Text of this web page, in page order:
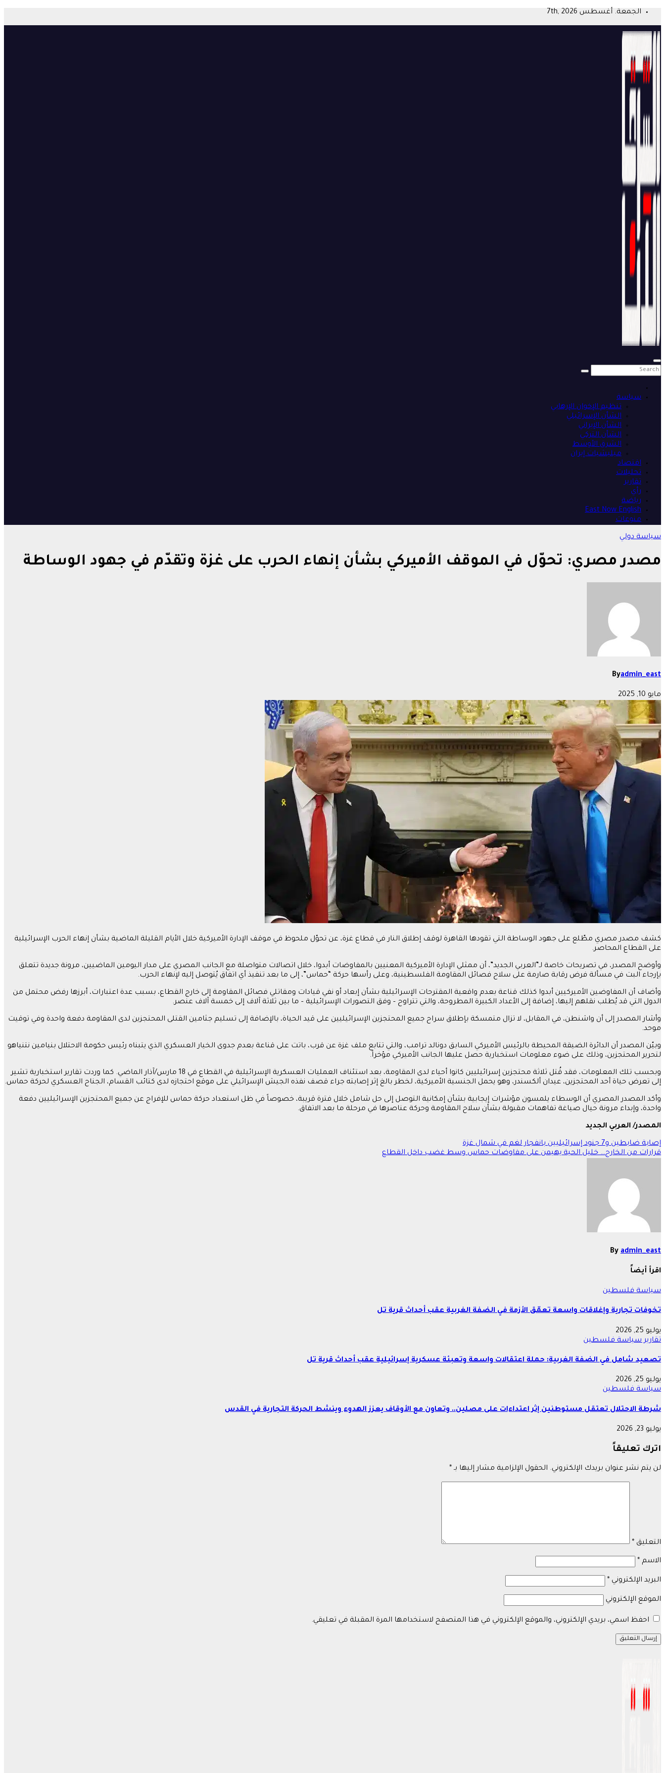
content
الجمعة. أغسطس 7th, 2026
سياسة
تنظيم الإخوان الإرهابي
الشأن الإسرائيلي
الشأن الإيراني
الشأن التركي
الشرق الأوسط
ميليشيات إيران
اقتصاد
تحليلات
تقارير
رأي
رياضة
East Now English
منوعات
سياسةدولي
مصدر مصري: تحوّل في الموقف الأميركي بشأن إنهاء الحرب على غزة وتقدّم في جهود الوساطة
Byadmin_east
مايو 10, 2025
كشف مصدر مصري مطّلع على جهود الوساطة التي تقودها القاهرة لوقف إطلاق النار في قطاع غزة، عن تحوّل ملحوظ في موقف الإدارة الأميركية خلال الأيام القليلة الماضية بشأن إنهاء الحرب الإسرائيلية
على القطاع المحاصر.
وأوضح المصدر، في تصريحات خاصة لـ”العربي الجديد”، أن ممثلي الإدارة الأميركية المعنيين بالمفاوضات أبدوا، خلال اتصالات متواصلة مع الجانب المصري على مدار اليومين الماضيين، مرونة جديدة تتعلق
بإرجاء البت في مسألة فرض رقابة صارمة على سلاح فصائل المقاومة الفلسطينية، وعلى رأسها حركة “حماس”، إلى ما بعد تنفيذ أي اتفاق يُتوصل إليه لإنهاء الحرب.
وأضاف أن المفاوضين الأميركيين أبدوا كذلك قناعة بعدم واقعية المقترحات الإسرائيلية بشأن إبعاد أو نفي قيادات ومقاتلي فصائل المقاومة إلى خارج القطاع، بسبب عدة اعتبارات، أبرزها رفض محتمل من
الدول التي قد يُطلب نقلهم إليها، إضافة إلى الأعداد الكبيرة المطروحة، والتي تتراوح – وفق التصورات الإسرائيلية – ما بين ثلاثة آلاف إلى خمسة آلاف عنصر.
وأشار المصدر إلى أن واشنطن، في المقابل، لا تزال متمسكة بإطلاق سراح جميع المحتجزين الإسرائيليين على قيد الحياة، بالإضافة إلى تسليم جثامين القتلى المحتجزين لدى المقاومة دفعة واحدة وفي توقيت
موحد.
وبيّن المصدر أن الدائرة الضيقة المحيطة بالرئيس الأميركي السابق دونالد ترامب، والتي تتابع ملف غزة عن قرب، باتت على قناعة بعدم جدوى الخيار العسكري الذي يتبناه رئيس حكومة الاحتلال بنيامين نتنياهو
لتحرير المحتجزين، وذلك على ضوء معلومات استخبارية حصل عليها الجانب الأميركي مؤخراً.
وبحسب تلك المعلومات، فقد قُتل ثلاثة محتجزين إسرائيليين كانوا أحياء لدى المقاومة، بعد استئناف العمليات العسكرية الإسرائيلية في القطاع في 18 مارس/آذار الماضي. كما وردت تقارير استخبارية تشير
إلى تعرض حياة أحد المحتجزين، عيدان ألكسندر، وهو يحمل الجنسية الأميركية، لخطر بالغ إثر إصابته جراء قصف نفذه الجيش الإسرائيلي على موقع احتجازه لدى كتائب القسام، الجناح العسكري لحركة حماس.
وأكد المصدر المصري أن الوسطاء يلمسون مؤشرات إيجابية بشأن إمكانية التوصل إلى حل شامل خلال فترة قريبة، خصوصاً في ظل استعداد حركة حماس للإفراج عن جميع المحتجزين الإسرائيليين دفعة
واحدة، وإبداء مرونة حيال صياغة تفاهمات مقبولة بشأن سلاح المقاومة وحركة عناصرها في مرحلة ما بعد الاتفاق.
المصدر/ العربي الجديد
تصفّح
المقالات
إصابة ضابطين و7 جنود إسرائيليين بانفجار لغم في شمال غزة
قرارات من الخارج… خليل الحية يهيمن على مفاوضات حماس وسط غضب داخل القطاع
By admin_east
اقرأ أيضاً
سياسةفلسطين
تخوفات تجارية وإغلاقات واسعة تعمّق الأزمة في الضفة الغربية عقب أحداث قرية تل
يوليو 25, 2026
تقاريرسياسةفلسطين
تصعيد شامل في الضفة الغربية: حملة اعتقالات واسعة وتعبئة عسكرية إسرائيلية عقب أحداث قرية تل
يوليو 25, 2026
سياسةفلسطين
شرطة الاحتلال تعتقل مستوطنين إثر اعتداءات على مصلين.. وتعاون مع الأوقاف يعزز الهدوء وينشط الحركة التجارية في القدس
يوليو 23, 2026
اترك تعليقاً
لن يتم نشر عنوان بريدك الإلكتروني. الحقول الإلزامية مشار إليها بـ *
التعليق *
الاسم *
البريد الإلكتروني *
الموقع الإلكتروني
احفظ اسمي، بريدي الإلكتروني، والموقع الإلكتروني في هذا المتصفح لاستخدامها المرة المقبلة في تعليقي.